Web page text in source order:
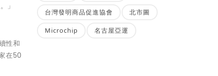
」
性和
在50
台灣發明商品促進協會 北市圖
Microchip 名古屋亞運